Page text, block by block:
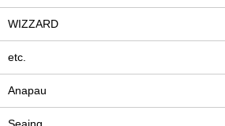
WIZZARD
etc.
Anapau